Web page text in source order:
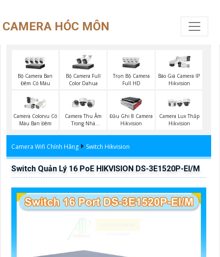
CAMERA HÓC MÔN
Bộ Camera Ban
Đêm Có Màu
Bộ Camera Full
Color Dahua
Trọn Bộ Camera
Full HD
Báo Giá Camera IP
Hikvision
Camera Colorvu Có
Màu Ban Đêm
Camera Thu Âm
Trong Nhà
Đầu Ghi 8 Camera
Hikvision
Camera Lux Thấp
Hikvision
Camera Wifi Chính Hãng Switch Hikvision
Switch Quản Lý 16 PoE HIKVISION DS-3E1520P-EI/M